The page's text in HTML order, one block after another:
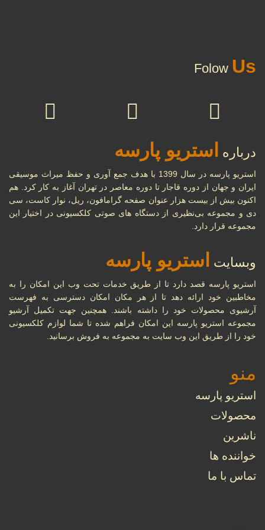
01
ایران و جهان
29
شهریور ...
27
تاریخچه نوار کاست و ضبط
صدا، انواع و ویژگی‌های نوار
کاست
11
شهریور
مروری بر دستگاه‌های مختلف
پخش موسیقی در طول تاریخ
...
22
08
خرداد
Folow Us
درباره استریو پارسه
استریو پارسه در سال 1399 با هدف جمع آوری و حفظ میراث موسیقی
ایران و جهان از دوره قاجار تا دوره معاصر در تهران آغاز به کار کرد. هم
اکنون بیش از بیست هزار عنوان صفحه گرامافون، ریل، نوار کاست، سی
دی و مجموعه بی‌نظیری از دستگاه های صوتی کلکسیونی در اختیار این
مجموعه قرار دارد.
وبسایت استریو پارسه
استریو پارسه قصد دارد تا از طریق خدمات تحت وب این امکان را به
مخاطبین خود ارائه دهد تا از هر مکان امکان دسترسی به فهرست
آرشیوی محصولات خود را داشته باشند. همچنین جهت تکمیل آرشیو
مجموعه استریو پارسه این امکان فراهم شده تا شما لوازم کلکسیونی
خود را از طریق این وب سایت به مجموعه به فروش برسانید.
منو
استریو پارسه
محصولات
ناشرین
خواننده ها
تماس با ما